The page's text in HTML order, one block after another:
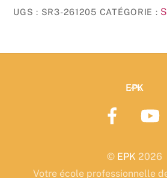
Release
UGS : SR3-261205 CATÉGORIE :
Back
Top
EPK
© EPK 2026
Votre école professionnelle